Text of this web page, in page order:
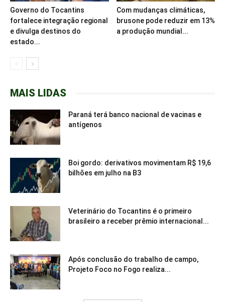
Governo do Tocantins
fortalece integração regional
e divulga destinos do
estado...
Com mudanças climáticas,
brusone pode reduzir em 13%
a produção mundial...
MAIS LIDAS
Paraná terá banco nacional de vacinas e
antígenos
Boi gordo: derivativos movimentam R$ 19,6
bilhões em julho na B3
Veterinário do Tocantins é o primeiro
brasileiro a receber prêmio internacional...
Após conclusão do trabalho de campo,
Projeto Foco no Fogo realiza...